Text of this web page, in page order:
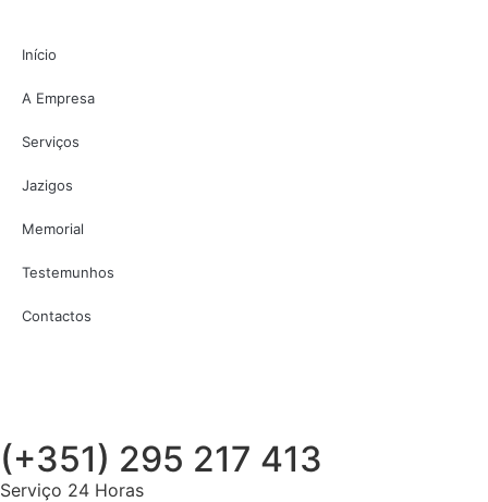
Início
A Empresa
Serviços
Jazigos
Memorial
Testemunhos
Contactos
(+351) 295 217 413
Serviço 24 Horas